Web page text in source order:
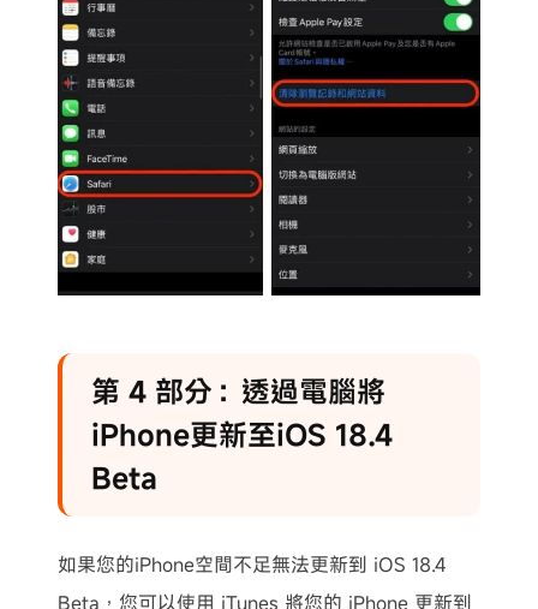
第 4 部分：透過電腦將
iPhone更新至iOS 18.4
Beta
如果您的iPhone空間不足無法更新到 iOS 18.4
Beta，您可以使用 iTunes 將您的 iPhone 更新到